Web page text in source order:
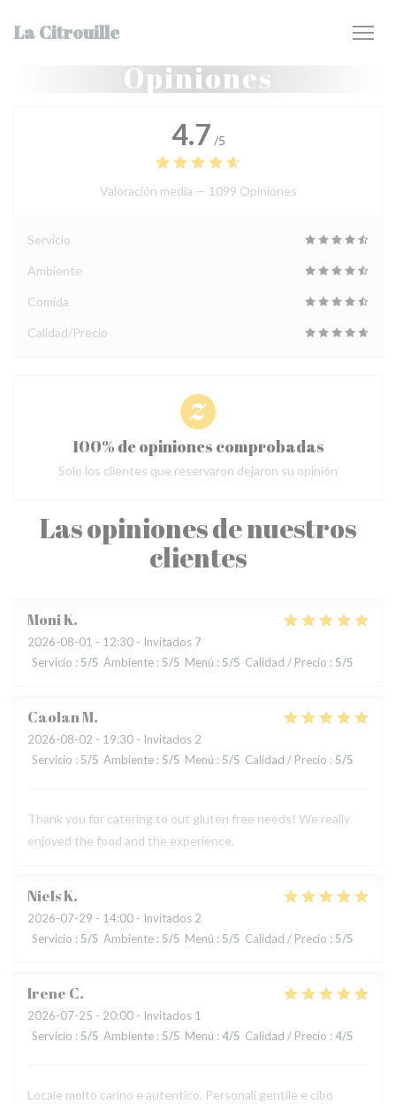
La Citrouille
Opiniones
Las opiniones de nuestros
clientes
MoniK
2026-08-01 - 12:30 - Invitados 7
Servicio : 5/5 Ambiente : 5/5 Menú : 5/5 Calidad / Precio : 5/5
CaolanM
2026-08-02 - 19:30 - Invitados 2
Servicio : 5/5 Ambiente : 5/5 Menú : 5/5 Calidad / Precio : 5/5
Thank you for catering to out gluten free needs! We really
enjoyed the food and the experience.
NielsK
2026-07-29 - 14:00 - Invitados 2
Servicio : 5/5 Ambiente : 5/5 Menú : 5/5 Calidad / Precio : 5/5
Irene C
2026-07-25 - 20:00 - Invitados 1
Servicio : 5/5 Ambiente : 5/5 Menú : 4/5 Calidad / Precio : 4/5
Locale molto carino e autentico. Personali gentile e cibo
4.7 /5
Valoración media — 1099 Opiniones
Servicio
Ambiente
Comida
Calidad/Precio
100% de opiniones comprobadas
Solo los clientes que reservaron dejaron su opinión